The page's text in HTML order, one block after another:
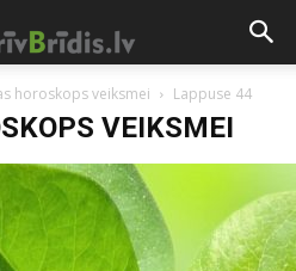
horoskops veiksmei Lappuse 44
VEIKSMEI